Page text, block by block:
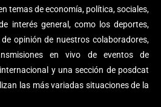
temas de economía, política, sociales,
interés general, como los deportes,
opinión de nuestros colaboradores,
en vivo de eventos de
y una sección de posdcat
las más variadas situaciones de la